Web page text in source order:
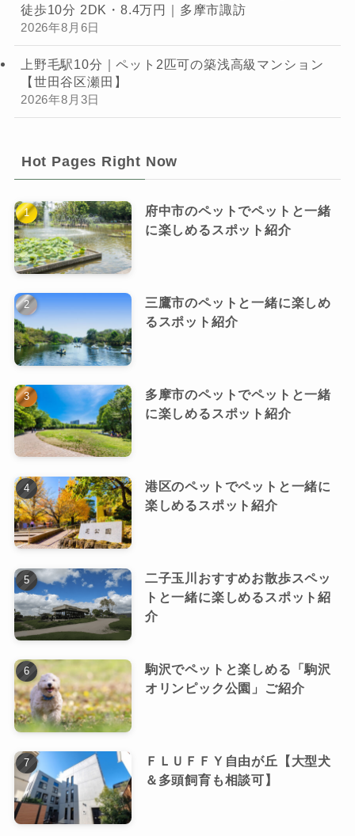
徒歩10分 2DK・8.4万円｜多摩市諏訪
2026年8月6日
上野毛駅10分｜ペット2匹可の築浅高級マンション
【世田谷区瀬田】
2026年8月3日
Hot Pages Right Now
府中市のペットでペットと一緒
に楽しめるスポット紹介
三鷹市のペットと一緒に楽しめ
るスポット紹介
多摩市のペットでペットと一緒
に楽しめるスポット紹介
港区のペットでペットと一緒に
楽しめるスポット紹介
二子玉川おすすめお散歩スペッ
トと一緒に楽しめるスポット紹
介
駒沢でペットと楽しめる「駒沢
オリンピック公園」ご紹介
ＦＬＵＦＦＹ自由が丘【大型犬
＆多頭飼育も相談可】